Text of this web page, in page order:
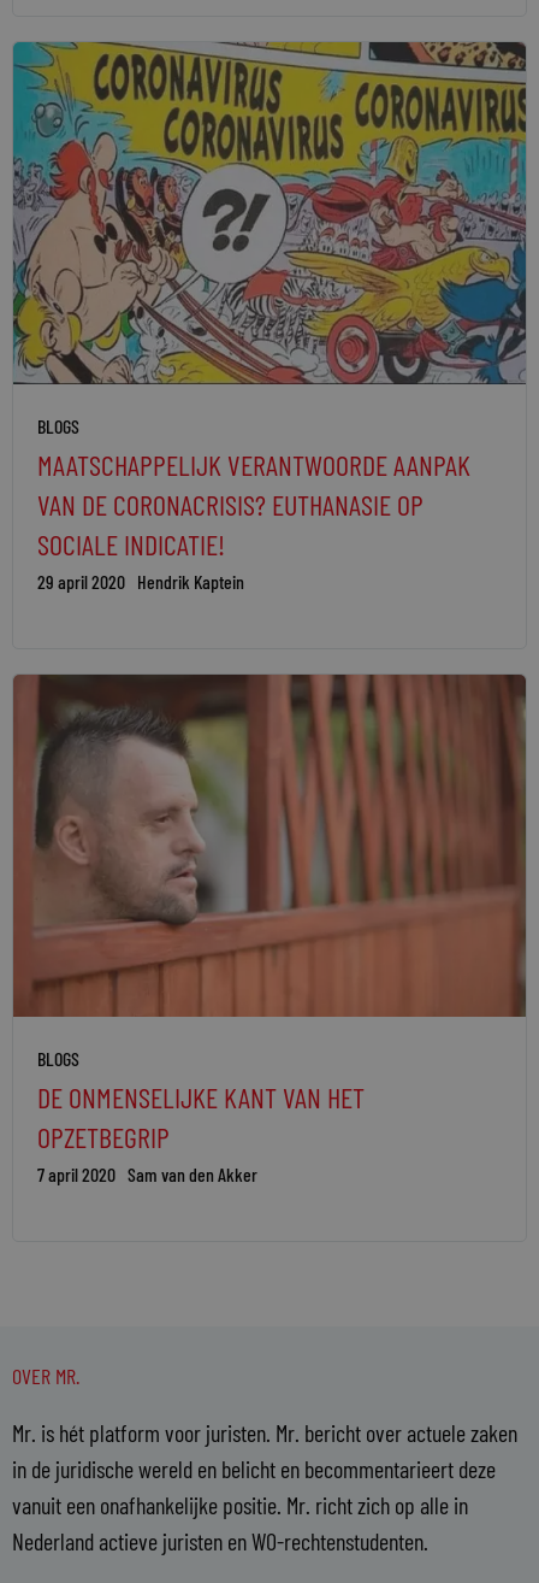
BLOGS
MAATSCHAPPELIJK VERANTWOORDE AANPAK
VAN DE CORONACRISIS? EUTHANASIE OP
SOCIALE INDICATIE!
29 april 2020 Hendrik Kaptein
BLOGS
DE ONMENSELIJKE KANT VAN HET
OPZETBEGRIP
7 april 2020 Sam van den Akker
OVER MR.
Mr. is hét platform voor juristen. Mr. bericht over actuele zaken
in de juridische wereld en belicht en becommentarieert deze
vanuit een onafhankelijke positie. Mr. richt zich op alle in
Nederland actieve juristen en WO-rechtenstudenten.